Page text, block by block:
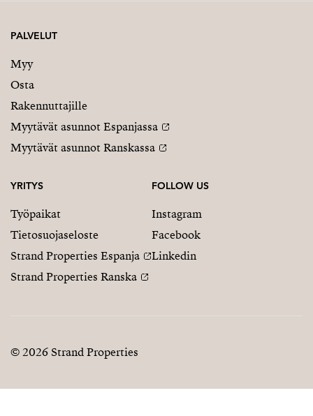
PALVELUT
Myy
Osta
Rakennuttajille
Myytävät asunnot Espanjassa
Myytävät asunnot Ranskassa
YRITYS
Työpaikat
Tietosuojaseloste
Strand Properties Espanja
Strand Properties Ranska
FOLLOW US
Instagram
Facebook
Linkedin
© 2026 Strand Properties